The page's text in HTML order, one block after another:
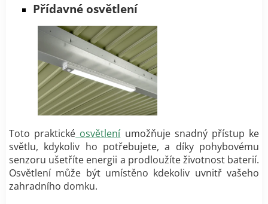
Přídavné osvětlení
Toto praktické osvětleníumožňuje snadný přístup ke
světlu, kdykoliv ho potřebujete, a díky pohybovému
senzoru ušetříte energii a prodloužíte životnost baterií.
Osvětlení může být umístěno kdekoliv uvnitř vašeho
zahradního domku.